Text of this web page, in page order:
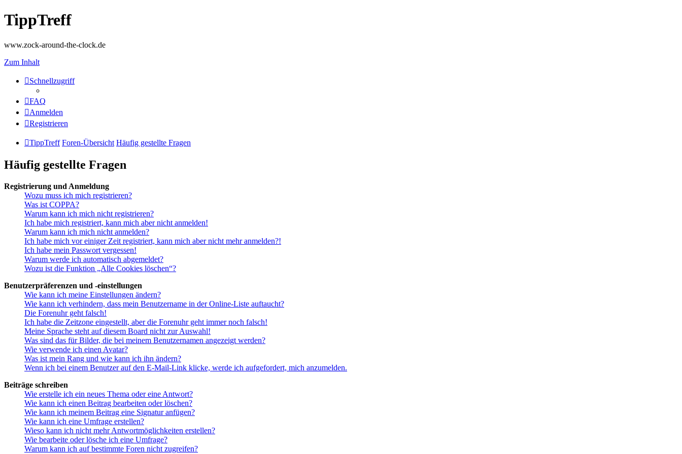
TippTreff
www.zock-around-the-clock.de
Zum Inhalt
Schnellzugriff
FAQ
Anmelden
Registrieren
TippTreff Foren-Übersicht Häufig gestellte Fragen
Häufig gestellte Fragen
Registrierung und Anmeldung
Wozu muss ich mich registrieren?
Was ist COPPA?
Warum kann ich mich nicht registrieren?
Ich habe mich registriert, kann mich aber nicht anmelden!
Warum kann ich mich nicht anmelden?
Ich habe mich vor einiger Zeit registriert, kann mich aber nicht mehr anmelden?!
Ich habe mein Passwort vergessen!
Warum werde ich automatisch abgemeldet?
Wozu ist die Funktion „Alle Cookies löschen“?
Benutzerpräferenzen und -einstellungen
Wie kann ich meine Einstellungen ändern?
Wie kann ich verhindern, dass mein Benutzername in der Online-Liste auftaucht?
Die Forenuhr geht falsch!
Ich habe die Zeitzone eingestellt, aber die Forenuhr geht immer noch falsch!
Meine Sprache steht auf diesem Board nicht zur Auswahl!
Was sind das für Bilder, die bei meinem Benutzernamen angezeigt werden?
Wie verwende ich einen Avatar?
Was ist mein Rang und wie kann ich ihn ändern?
Wenn ich bei einem Benutzer auf den E-Mail-Link klicke, werde ich aufgefordert, mich anzumelden.
Beiträge schreiben
Wie erstelle ich ein neues Thema oder eine Antwort?
Wie kann ich einen Beitrag bearbeiten oder löschen?
Wie kann ich meinem Beitrag eine Signatur anfügen?
Wie kann ich eine Umfrage erstellen?
Wieso kann ich nicht mehr Antwortmöglichkeiten erstellen?
Wie bearbeite oder lösche ich eine Umfrage?
Warum kann ich auf bestimmte Foren nicht zugreifen?